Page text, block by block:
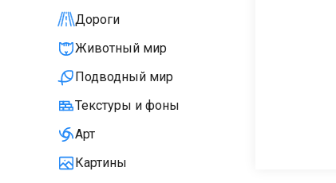
Дороги
Животный мир
Подводный мир
Текстуры и фоны
Арт
Картины